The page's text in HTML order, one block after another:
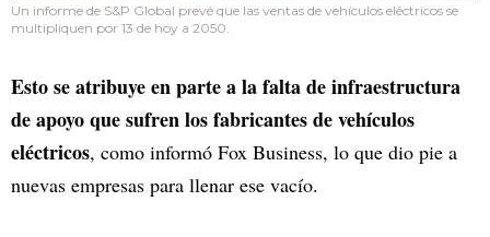
Un informe de S&P Global prevé que las ventas de vehículos eléctricos se
multipliquen por 13 de hoy a 2050.
Esto se atribuye en parte a la falta de infraestructura
de apoyo que sufren los fabricantes de vehículos
eléctricos, como informó Fox Business, lo que dio pie a
nuevas empresas para llenar ese vacío.